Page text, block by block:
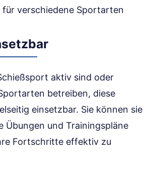
verschiedene Sportarten
aktiv sind oder
betreiben, diese
einsetzbar. Sie können sie
Übungen und Trainingspläne
Fortschritte effektiv zu